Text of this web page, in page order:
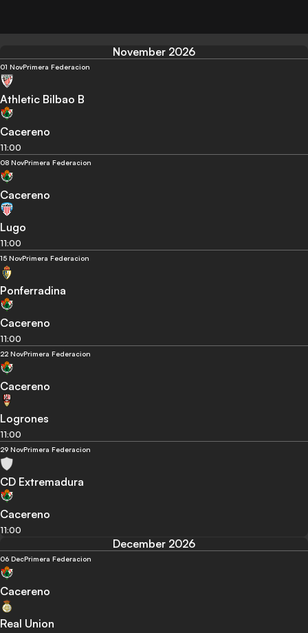
November 2026
01 NovPrimera Federacion
Athletic Bilbao B
Cacereno
11:00
08 NovPrimera Federacion
Cacereno
Lugo
11:00
15 NovPrimera Federacion
Ponferradina
Cacereno
11:00
22 NovPrimera Federacion
Cacereno
Logrones
11:00
29 NovPrimera Federacion
CD Extremadura
Cacereno
11:00
December 2026
06 DecPrimera Federacion
Cacereno
Real Union